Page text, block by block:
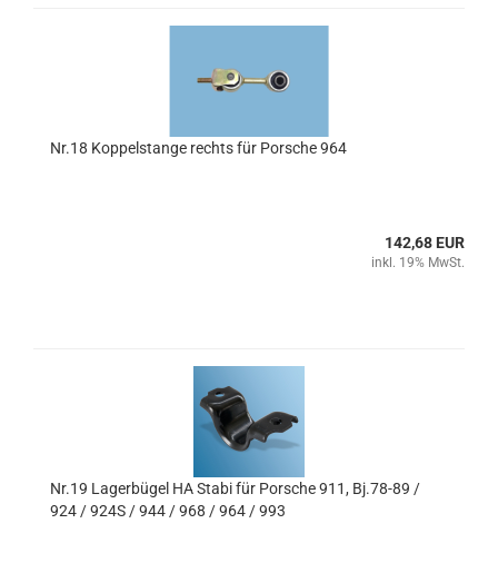
Nr.18 Koppelstange rechts für Porsche 964
142,68 EUR
inkl. 19% MwSt.
Nr.19 Lagerbügel HA Stabi für Porsche 911, Bj.78-89 /
924 / 924S / 944 / 968 / 964 / 993